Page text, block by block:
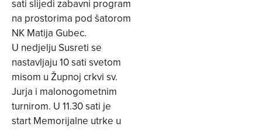
sati slijedi zabavni program
na prostorima pod šatorom
NK Matija Gubec.
U nedjelju Susreti se
nastavljaju 10 sati svetom
misom u Župnoj crkvi sv.
Jurja i malonogometnim
turnirom. U 11.30 sati je
start Memorijalne utrke u